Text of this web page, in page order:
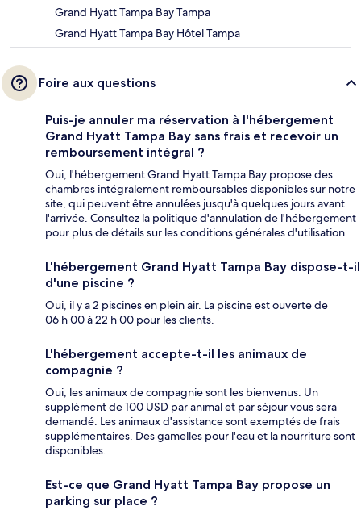
Grand Hyatt Tampa Bay Tampa
Grand Hyatt Tampa Bay Hôtel Tampa
Foire aux questions
Puis-je annuler ma réservation à l'hébergement
Grand Hyatt Tampa Bay sans frais et recevoir un
remboursement intégral ?
Oui, l'hébergement Grand Hyatt Tampa Bay propose des
chambres intégralement remboursables disponibles sur notre
site, qui peuvent être annulées jusqu'à quelques jours avant
l'arrivée. Consultez la politique d'annulation de l'hébergement
pour plus de détails sur les conditions générales d'utilisation.
L'hébergement Grand Hyatt Tampa Bay dispose-t-il
d'une piscine ?
Oui, il y a 2 piscines en plein air. La piscine est ouverte de
06 h 00 à 22 h 00 pour les clients.
L'hébergement accepte-t-il les animaux de
compagnie ?
Oui, les animaux de compagnie sont les bienvenus. Un
supplément de 100 USD par animal et par séjour vous sera
demandé. Les animaux d'assistance sont exemptés de frais
supplémentaires. Des gamelles pour l'eau et la nourriture sont
disponibles.
Est-ce que Grand Hyatt Tampa Bay propose un
parking sur place ?